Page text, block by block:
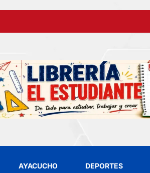
AYACUCHO DEPORTES